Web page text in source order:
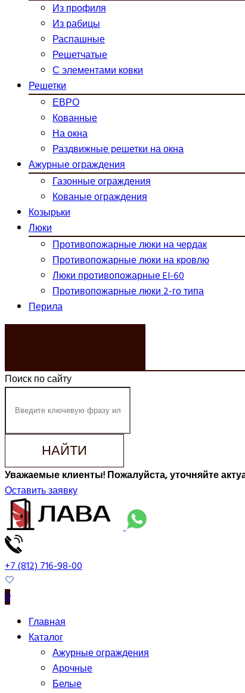
Из профиля
Из рабицы
Распашные
Решетчатые
С элементами ковки
Решетки
ЕВРО
Кованные
На окна
Раздвижные решетки на окна
Ажурные ограждения
Газонные ограждения
Кованые ограждения
Козырьки
Люки
Противопожарные люки на чердак
Противопожарные люки на кровлю
Люки противопожарные EI-60
Противопожарные люки 2-го типа
Перила
Поиск по сайту
НАЙТИ
Уважаемые клиенты! Пожалуйста, уточняйте
Оставить заявку
+7 (812) 716-98-00
0
Главная
Каталог
Ажурные ограждения
Арочные
Белые